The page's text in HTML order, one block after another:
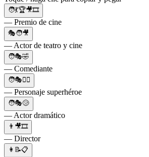
🧑💃🏆🎥🎞
— Premio de cine
🎭🧑🎥
— Actor de teatro y cine
🧑🎭🤣
— Comediante
🧑🎭🦸‍♂️
— Personaje superhéroe
🧑🎭😢
— Actor dramático
👨🎥🎞
— Director
👩📝📋